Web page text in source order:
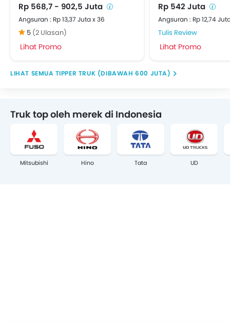
Rp 568,7 - 902,5 Juta
Angsuran : Rp 13,37 Juta x 36
5 (2 Ulasan)
Lihat Promo
Rp 542 Juta
Angsuran : Rp 12,74
Tulis Review
Lihat Promo
TIPPER TRUK (DIBAWAH 600 JUTA)
Truk top oleh merek di Indonesia
Mitsubishi Hino Tata UD